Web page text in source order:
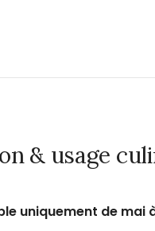
& usage
uniquement de mai